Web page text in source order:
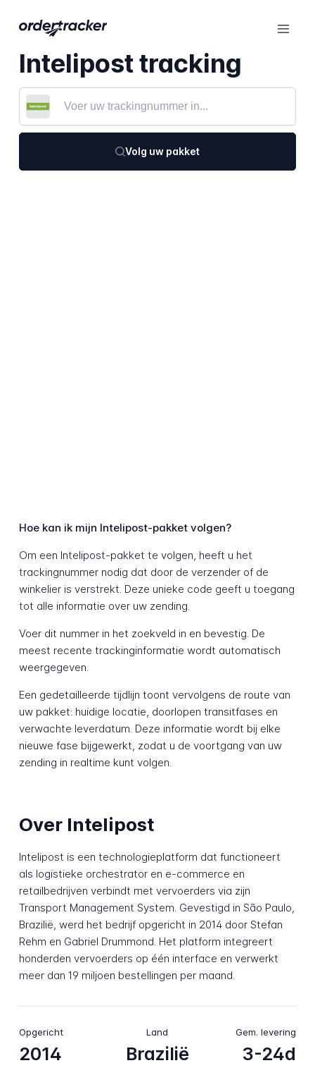
Intelipost tracking
Volg uw pakket
Hoe kan ik mijn Intelipost-pakket volgen?
Om een Intelipost-pakket te volgen, heeft u het
trackingnummer nodig dat door de verzender of de
winkelier is verstrekt. Deze unieke code geeft u toegang
tot alle informatie over uw zending.
Voer dit nummer in het zoekveld in en bevestig. De
meest recente trackinginformatie wordt automatisch
weergegeven.
Een gedetailleerde tijdlijn toont vervolgens de route van
uw pakket: huidige locatie, doorlopen transitfases en
verwachte leverdatum. Deze informatie wordt bij elke
nieuwe fase bijgewerkt, zodat u de voortgang van uw
zending in realtime kunt volgen.
Over Intelipost
Intelipost is een technologieplatform dat functioneert
als logistieke orchestrator en e-commerce en
retailbedrijven verbindt met vervoerders via zijn
Transport Management System. Gevestigd in São Paulo,
Brazilië, werd het bedrijf opgericht in 2014 door Stefan
Rehm en Gabriel Drummond. Het platform integreert
honderden vervoerders op één interface en verwerkt
meer dan 19 miljoen bestellingen per maand.
Opgericht
2014
Land
Brazilië
Gem. levering
3-24d